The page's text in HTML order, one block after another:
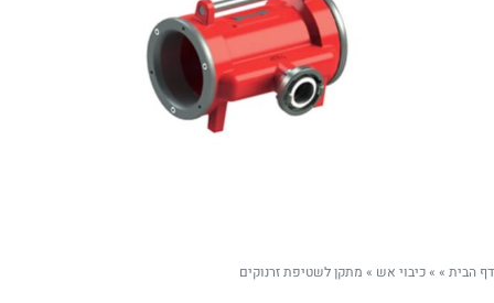
דף הבית »
»כיבוי אש » מתקן לשטיפת זרנוקים